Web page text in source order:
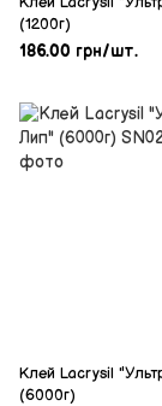
(1200г)
186.00 грн/шт.
Клей Lacrysil
(6000г)